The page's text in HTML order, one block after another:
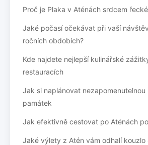
Proč je Plaka v Aténách srdcem
Jaké počasí očekávat při vaší
ročních obdobích?
Kde najdete nejlepší kulinářské
restauracích
Jak si naplánovat
památek
Jak efektivně cestovat po Aténách
Jaké výlety z Atén vám odhalí kouzlo